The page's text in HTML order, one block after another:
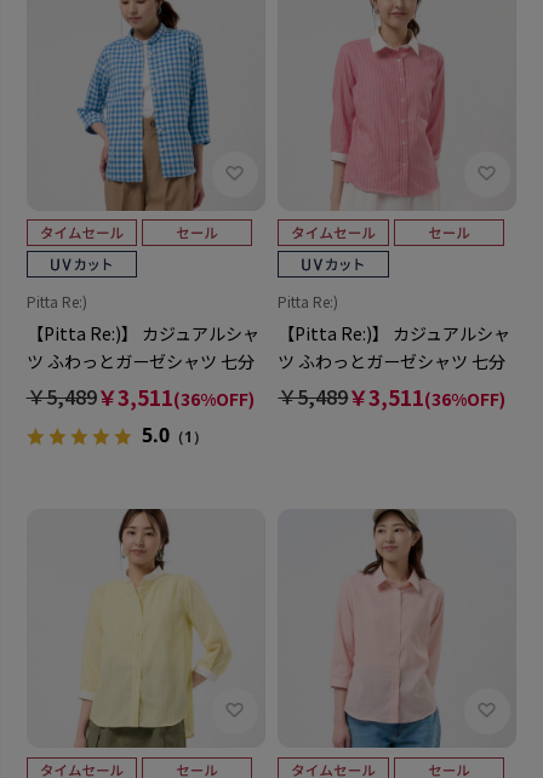
Pitta Re:)
【Pitta Re:)】 カジュアルシャ
ツ ふわっとガーゼシャツ 七分
袖 綿100% レディース
￥5,489￥3,511(36%OFF)
5.0（1）
Pitta Re:)
【Pitta Re:)】 カジュアルシャ
ツ ふわっとガーゼシャツ 七分
袖 綿100% レディース
￥5,489￥3,511(36%OFF)